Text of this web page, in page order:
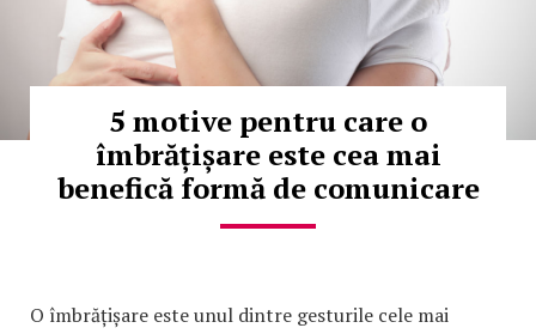
5 motive pentru care o
îmbrățișare este cea mai
benefică formă de comunicare
O îmbrățișare este unul dintre gesturile cele mai